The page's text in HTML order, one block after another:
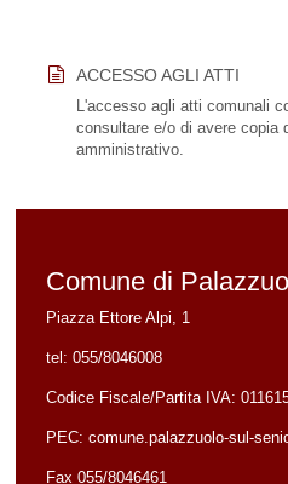
ACCESSO AGLI ATTI
L'accesso agli atti comunali
consultare e/o di avere copia
amministrativo.
Comune di
Piazza Ettore Alpi, 1
tel: 055/8046008
Codice Fiscale/Partita IVA:
PEC: comune.palazzuolo-sul-
Fax 055/8046461